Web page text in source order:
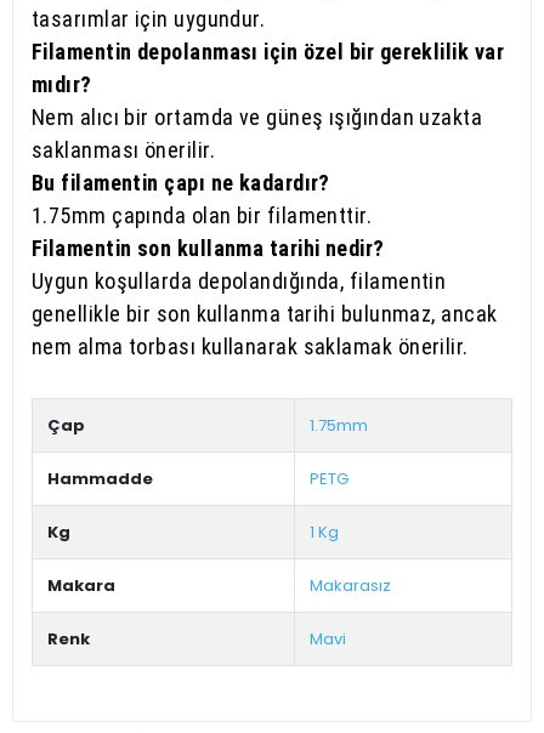
tasarımlar için uygundur.
Filamentin depolanması için özel bir gereklilik var
mıdır?
Nem alıcı bir ortamda ve güneş ışığından uzakta
saklanması önerilir.
Bu filamentin çapı ne kadardır?
1.75mm çapında olan bir filamenttir.
Filamentin son kullanma tarihi nedir?
Uygun koşullarda depolandığında, filamentin
genellikle bir son kullanma tarihi bulunmaz, ancak
nem alma torbası kullanarak saklamak önerilir.
Çap 1.75mm
Hammadde PETG
Kg 1 Kg
Makara Makarasız
Renk Mavi